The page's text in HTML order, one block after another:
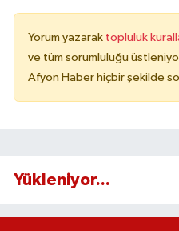
Yorum yazarak topluluk
ve tüm sorumluluğu
Afyon Haber hiçbir şekilde
Yükleniyor...